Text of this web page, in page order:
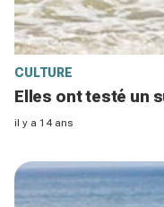
CULTURE
Elles ont testé un
il y a 14 ans